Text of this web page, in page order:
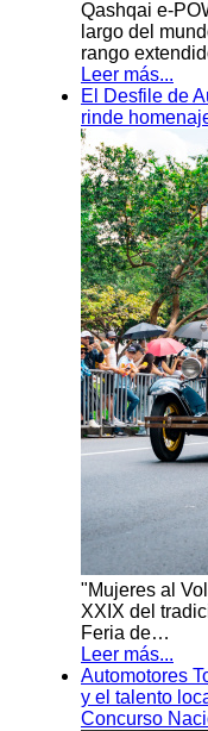
Qashqai e-
largo del
rango
Leer más...
El Desfile de
rinde
"Mujeres al
XXIX del
Feria de…
Leer más...
Automotores
y el talento
Concurso